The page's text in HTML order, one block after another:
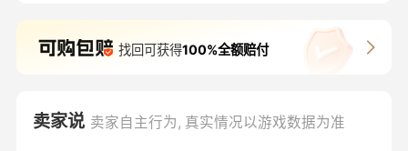
找回可获得100%全额赔付
卖家说 卖家自主行为, 真实情况以游戏数据为准